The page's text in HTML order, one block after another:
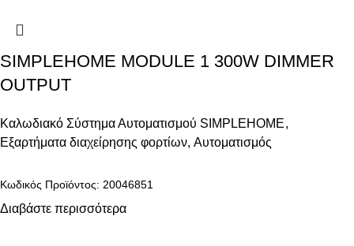
SIMPLEHOME MODULE 1 300W DIMMER
OUTPUT
Καλωδιακό Σύστημα Αυτοματισμού SIMPLEHOME,
Εξαρτήματα διαχείρησης φορτίων, Αυτοματισμός
Διαβάστε περισσότερα
Κωδικός Προϊόντος: 20046851